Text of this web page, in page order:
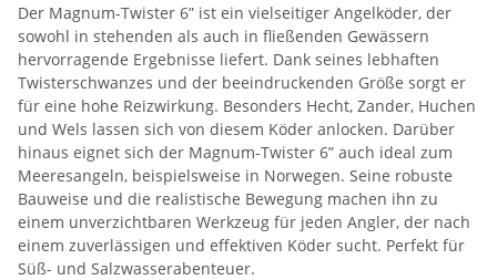
Der Magnum-Twister 6” ist ein vielseitiger Angelköder, der
sowohl in stehenden als auch in fließenden Gewässern
hervorragende Ergebnisse liefert. Dank seines lebhaften
Twisterschwanzes und der beeindruckenden Größe sorgt er
für eine hohe Reizwirkung. Besonders Hecht, Zander, Huchen
und Wels lassen sich von diesem Köder anlocken. Darüber
hinaus eignet sich der Magnum-Twister 6” auch ideal zum
Meeresangeln, beispielsweise in Norwegen. Seine robuste
Bauweise und die realistische Bewegung machen ihn zu
einem unverzichtbaren Werkzeug für jeden Angler, der nach
einem zuverlässigen und effektiven Köder sucht. Perfekt für
Süß- und Salzwasserabenteuer.